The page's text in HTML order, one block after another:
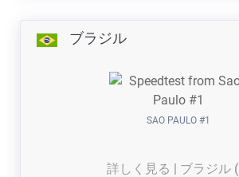
ブラジル
SAO PAULO #1
詳しく見る | ブラジル